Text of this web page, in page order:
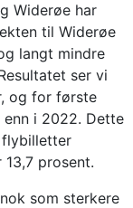
Widerøe har
til Widerøe
langt mindre
ser vi
og for første
i 2022. Dette
flybilletter
prosent.
som sterkere